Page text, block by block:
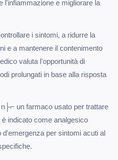
l'infiammazione e migliorare la
i sintomi, a ridurre la
e a mantenere il contenimento
valuta l'opportunità di
prolungati in base alla risposta
un farmaco usato per trattare
indicato come analgesico
per sintomi acuti al